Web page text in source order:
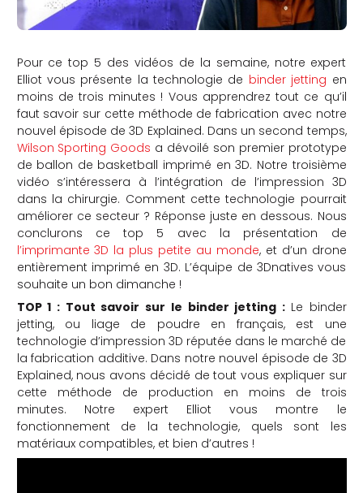
Pour ce top 5 des vidéos de la semaine, notre expert
Elliot vous présente la technologie de binder jetting en
moins de trois minutes ! Vous apprendrez tout ce qu’il
faut savoir sur cette méthode de fabrication avec notre
nouvel épisode de 3D Explained. Dans un second temps,
Wilson Sporting Goods a dévoilé son premier prototype
de ballon de basketball imprimé en 3D. Notre troisième
vidéo s’intéressera à l’intégration de l’impression 3D
dans la chirurgie. Comment cette technologie pourrait
améliorer ce secteur ? Réponse juste en dessous. Nous
conclurons ce top 5 avec la présentation de
l’imprimante 3D la plus petite au monde, et d’un drone
entièrement imprimé en 3D. L’équipe de 3Dnatives vous
souhaite un bon dimanche !
TOP 1 : Tout savoir sur le binder jetting : Le binder
jetting, ou liage de poudre en français, est une
technologie d’impression 3D réputée dans le marché de
la fabrication additive. Dans notre nouvel épisode de 3D
Explained, nous avons décidé de tout vous expliquer sur
cette méthode de production en moins de trois
minutes. Notre expert Elliot vous montre le
fonctionnement de la technologie, quels sont les
matériaux compatibles, et bien d’autres !